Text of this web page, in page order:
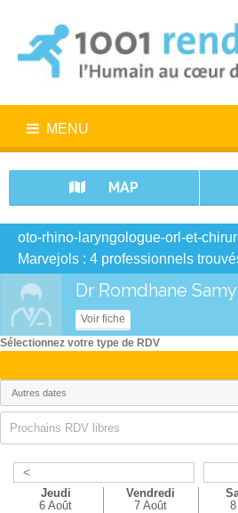
MENU
MAP
oto-rhino-laryngologue-orl-et-
Marvejols : 4 professionnels
Dr Romdhane Samy
Voir fiche
<
Jeudi
6 Août
Vendredi
7 Août
Sélectionnez votre type de RDV
Prochains RDV libres